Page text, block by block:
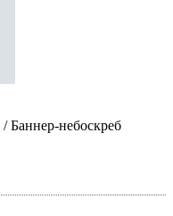
/ Баннер-небоскреб